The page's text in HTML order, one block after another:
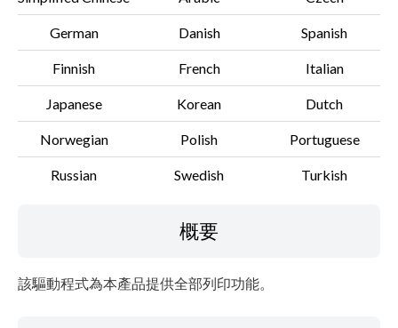
免責聲明
German Danish Spanish
Finnish French Italian
Japanese Korean Dutch
Norwegian Polish Portuguese
Russian Swedish Turkish
概要
該驅動程式為本產品提供全部列印功能。